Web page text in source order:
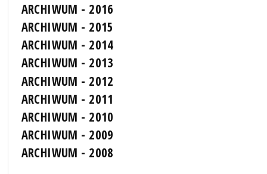
ARCHIWUM - 2016
ARCHIWUM - 2015
ARCHIWUM - 2014
ARCHIWUM - 2013
ARCHIWUM - 2012
ARCHIWUM - 2011
ARCHIWUM - 2010
ARCHIWUM - 2009
ARCHIWUM - 2008